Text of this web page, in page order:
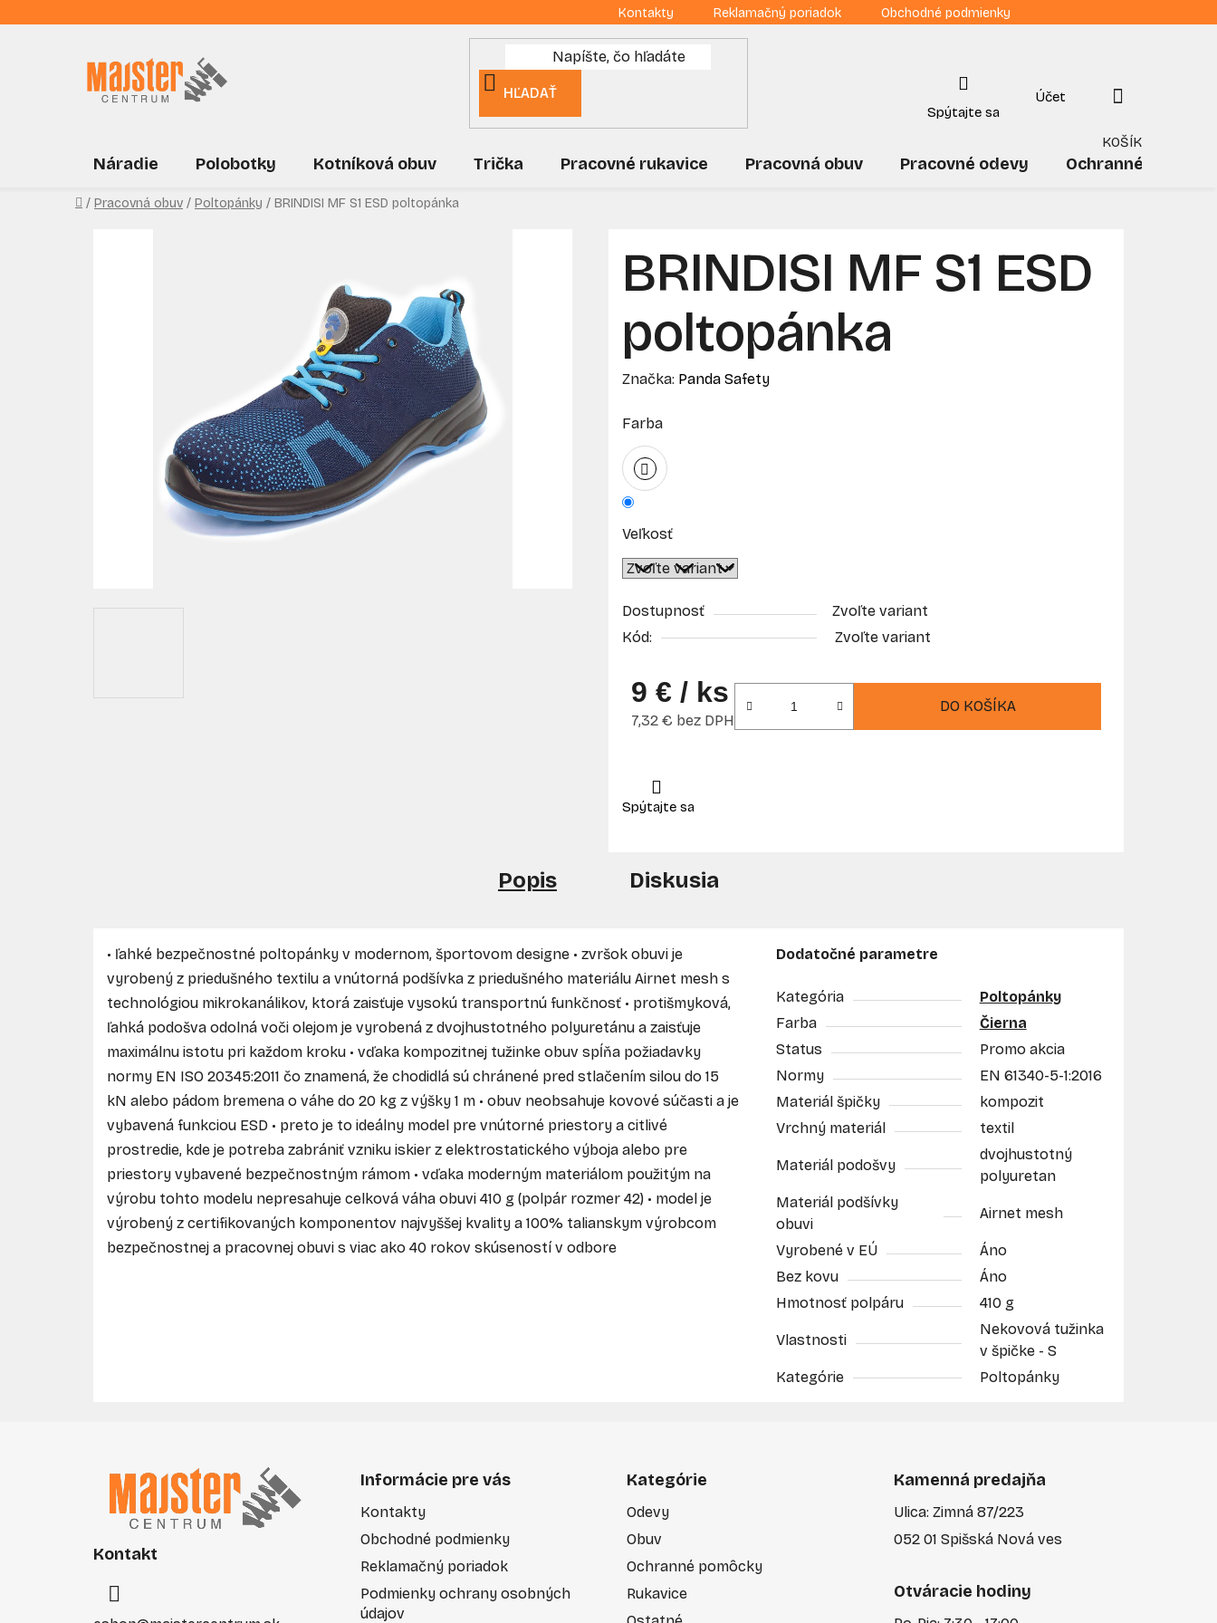
na
Kontakty Reklamačný poriadok Obchodné podmienky
HĽADAŤ
NÁKUPNÝ
KOŠÍK
Náradie Polobotky Kotníková obuv Trička Pracovné rukavice Pracovná obuv Pracovné odevy Ochranné
Domov
/ Pracovná obuv / Poltopánky / BRINDISI MF S1 ESD poltopánka
BRINDISI MF S1 ESD
poltopánka
Značka: Panda Safety
Farba
Veľkosť
Dostupnosť
Zvoľte variant
Kód:
Zvoľte variant
9 € / ks
7,32 € bez DPH
DO KOŠÍKA
Popis Diskusia
• ľahké bezpečnostné poltopánky v modernom, športovom designe • zvršok obuvi je
vyrobený z priedušného textilu a vnútorná podšívka z priedušného materiálu Airnet mesh s
technológiou mikrokanálikov, ktorá zaisťuje vysokú transportnú funkčnosť • protišmyková,
ľahká podošva odolná voči olejom je vyrobená z dvojhustotného polyuretánu a zaisťuje
maximálnu istotu pri každom kroku • vďaka kompozitnej tužinke obuv spĺňa požiadavky
normy EN ISO 20345:2011 čo znamená, že chodidlá sú chránené pred stlačením silou do 15
kN alebo pádom bremena o váhe do 20 kg z výšky 1 m • obuv neobsahuje kovové súčasti a je
vybavená funkciou ESD • preto je to ideálny model pre vnútorné priestory a citlivé
prostredie, kde je potreba zabrániť vzniku iskier z elektrostatického výboja alebo pre
priestory vybavené bezpečnostným rámom • vďaka moderným materiálom použitým na
výrobu tohto modelu nepresahuje celková váha obuvi 410 g (polpár rozmer 42) • model je
výrobený z certifikovaných komponentov najvyššej kvality a 100% talianskym výrobcom
bezpečnostnej a pracovnej obuvi s viac ako 40 rokov skúseností v odbore
Dodatočné parametre
Kategória
Poltopánky
Farba
Čierna
Status
Promo akcia
Normy
EN 61340-5-1:2016
Materiál špičky
kompozit
Vrchný materiál
textil
Materiál podošvy
dvojhustotný
polyuretan
Materiál podšívky
obuvi
Airnet mesh
Vyrobené v EÚ
Áno
Bez kovu
Áno
Hmotnosť polpáru
410 g
Vlastnosti
Nekovová tužinka
v špičke - S
Kategórie
Poltopánky
Kontakt
Informácie pre vás
Kontakty
Obchodné podmienky
Reklamačný poriadok
Podmienky ochrany osobných
údajov
Kategórie
Odevy
Obuv
Ochranné pomôcky
Rukavice
Kamenná predajňa
Ulica: Zimná 87/223
052 01 Spišská Nová ves
Otváracie hodiny